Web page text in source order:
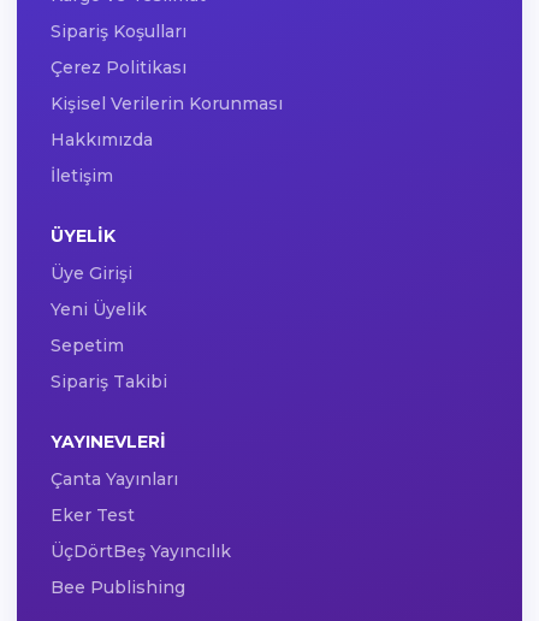
Sipariş Koşulları
Çerez Politikası
Kişisel Verilerin Korunması
Hakkımızda
İletişim
ÜYELIK
Üye Girişi
Yeni Üyelik
Sepetim
Sipariş Takibi
YAYINEVLERI
Çanta Yayınları
Eker Test
ÜçDörtBeş Yayıncılık
Bee Publishing